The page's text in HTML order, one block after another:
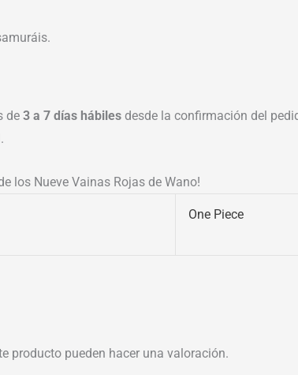
de 3 a 7 días hábiles desde la confirmación del
los Nueve Vainas Rojas de Wano!
One Piece
producto pueden hacer una valoración.